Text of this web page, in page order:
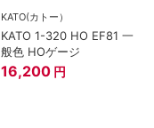
KATO(カトー）
KATO 1-320 HO EF81 一
般色 HOゲージ
16,200 円